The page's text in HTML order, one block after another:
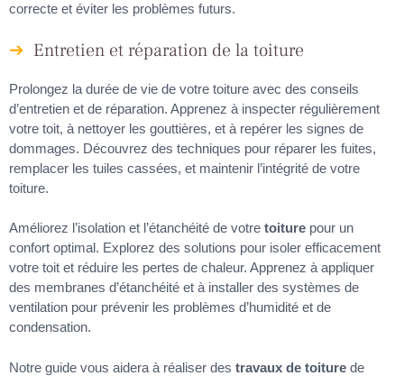
correcte et éviter les problèmes futurs.
Entretien et réparation de la toiture
Prolongez la durée de vie de votre toiture avec des conseils
d’entretien et de réparation. Apprenez à inspecter régulièrement
votre toit, à nettoyer les gouttières, et à repérer les signes de
dommages. Découvrez des techniques pour réparer les fuites,
remplacer les tuiles cassées, et maintenir l’intégrité de votre
toiture.
Améliorez l’isolation et l’étanchéité de votre toiture pour un
confort optimal. Explorez des solutions pour isoler efficacement
votre toit et réduire les pertes de chaleur. Apprenez à appliquer
des membranes d’étanchéité et à installer des systèmes de
ventilation pour prévenir les problèmes d’humidité et de
condensation.
Notre guide vous aidera à réaliser des travaux de toiture de